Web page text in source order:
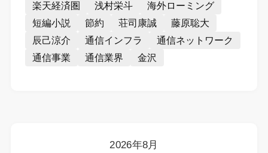
楽天経済圏
浅村栄斗
海外ローミング
短編小説
節約 荘司康誠
藤原聡大
辰己涼介
通信インフラ
通信ネットワーク
通信事業
通信業界 金沢
2026年8月